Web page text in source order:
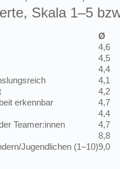
Skala 1–5
Ø
4,6
4,5
4,4
4,1
4,2
erkennbar
4,7
4,4
Teamer:innen
4,7
8,8
Jugendlichen (1–10)9,0